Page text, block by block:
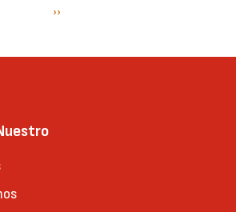
Siguiente
››